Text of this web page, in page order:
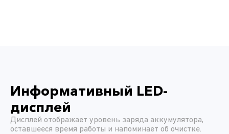
Информативный LED-
дисплей
Дисплей отображает уровень заряда аккумулятора,
оставшееся время работы и напоминает об очистке.